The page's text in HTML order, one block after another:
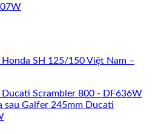
SH 125/150 Việt Nam –